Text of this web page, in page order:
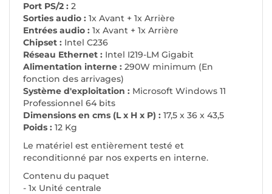
Port PS/2 : 2
Sorties audio : 1x Avant + 1x Arrière
Entrées audio : 1x Avant + 1x Arrière
Chipset : Intel C236
Réseau Ethernet : Intel I219-LM Gigabit
Alimentation interne : 290W minimum (En
fonction des arrivages)
Système d'exploitation : Microsoft Windows 11
Professionnel 64 bits
Dimensions en cms (L x H x P) : 17,5 x 36 x 43,5
Poids : 12 Kg
Le matériel est entièrement testé et
reconditionné par nos experts en interne.
Contenu du paquet
- 1x Unité centrale